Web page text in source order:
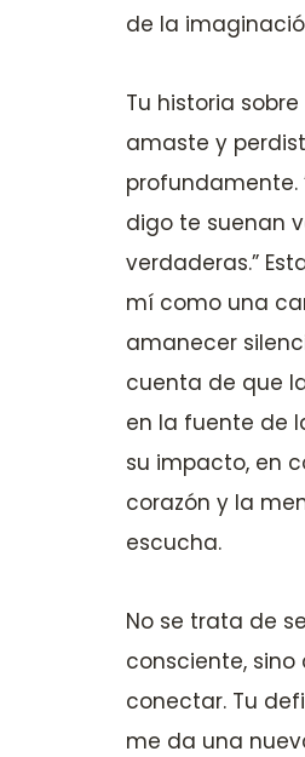
de la
Tu historia
amaste y
profundamente.
digo te suenan
verdaderas.”
mí como una
amanecer
cuenta de que
en la fuente de
su impacto, en
corazón y la
escucha.
No se trata de
consciente, sino
conectar. Tu
me da una